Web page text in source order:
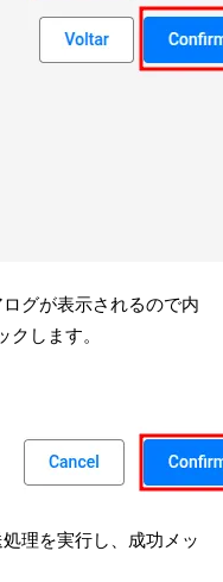
グが表示されるので内
します。
理を実行し、成功メッ